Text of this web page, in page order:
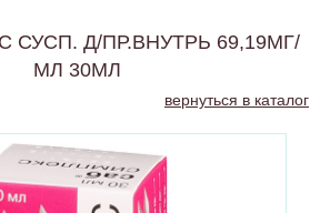
СУСП. Д/ПР.ВНУТРЬ 69,19МГ/
МЛ 30МЛ
вернуться в каталог